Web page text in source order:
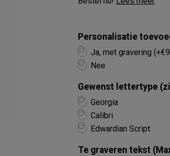
Personalisatie
Ja, met gravering
Nee
Gewenst lettertype
Georgia
Calibri
Edwardian Script
Te graveren tekst